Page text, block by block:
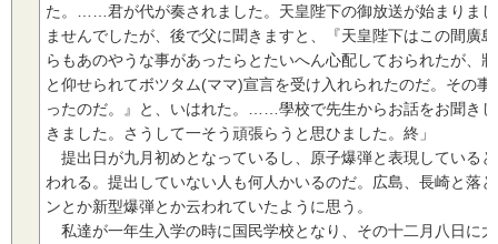
た。……君が代が奏されました。天皇陛下の御放送が始まりま
ませんでしたが、後で父に聞きますと、『天皇陛下はこの間廣
らもあのやうな事があったらとたいへん心配しておられたが、
と仰せられてボツタム(ママ)宣言を受け入れられたのだ。その
ったのだ。』と、いはれた。……學校で先生からお話をお聞き
きました。さうして一そう頑張らうと思ひました。終」
提出日が九月初めとなっているし、原子爆弾と表現している
われる。提出していない人も何人かいるのだ。広島、長崎と落
ンとか新型爆弾とか云われていたように思う。
私達が一年生入学の時に国民学校となり、その十二月八日に